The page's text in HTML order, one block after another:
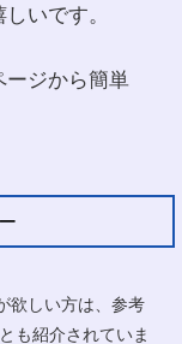
いです。
ージから簡単
欲しい方は、参考
も紹介されていま